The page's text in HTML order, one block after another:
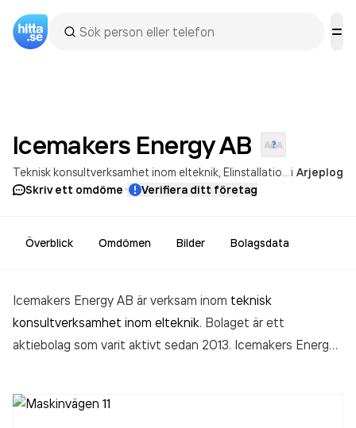
Icemakers EnergyAB
Teknisk konsultverksamhet inom elteknik Elinstallationer i Arjeplog
Skriv ett omdöme· Verifiera ditt företag
Överblick Omdömen Bilder Bolagsdata
Icemakers Energy AB är verksam inom teknisk
konsultverksamhet inom elteknik. Bolaget är ett
aktiebolag som varit aktivt sedan 2013. Icemakers Energy